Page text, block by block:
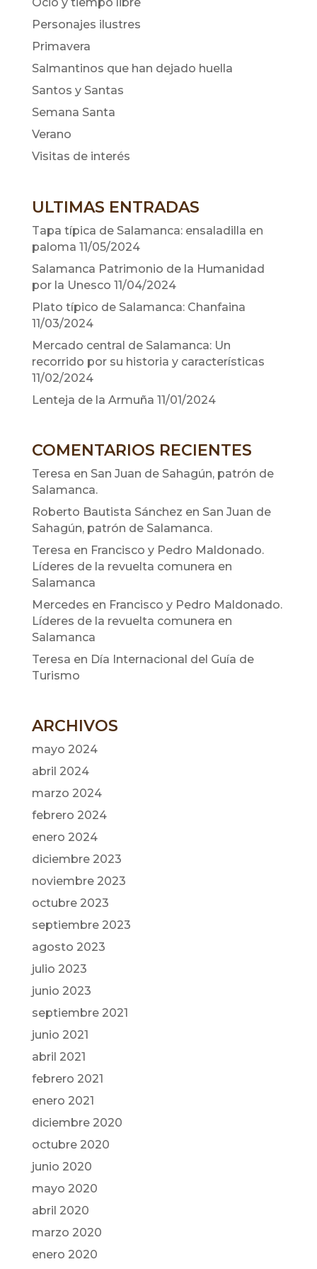
Ocio y tiempo libre
Personajes ilustres
Primavera
Salmantinos que han dejado huella
Santos y Santas
Semana Santa
Verano
Visitas de interés
ULTIMAS ENTRADAS
Tapa típica de Salamanca: ensaladilla en
paloma 11/05/2024
Salamanca Patrimonio de la Humanidad
por la Unesco 11/04/2024
Plato típico de Salamanca: Chanfaina
11/03/2024
Mercado central de Salamanca: Un
recorrido por su historia y características
11/02/2024
Lenteja de la Armuña 11/01/2024
COMENTARIOS RECIENTES
Teresa en San Juan de Sahagún, patrón de
Salamanca.
Roberto Bautista Sánchez en San Juan de
Sahagún, patrón de Salamanca.
Teresa en Francisco y Pedro Maldonado.
Líderes de la revuelta comunera en
Salamanca
Mercedes en Francisco y Pedro Maldonado.
Líderes de la revuelta comunera en
Salamanca
Teresa en Día Internacional del Guía de
Turismo
ARCHIVOS
mayo 2024
abril 2024
marzo 2024
febrero 2024
enero 2024
diciembre 2023
noviembre 2023
octubre 2023
septiembre 2023
agosto 2023
julio 2023
junio 2023
septiembre 2021
junio 2021
abril 2021
febrero 2021
enero 2021
diciembre 2020
octubre 2020
junio 2020
mayo 2020
abril 2020
marzo 2020
enero 2020